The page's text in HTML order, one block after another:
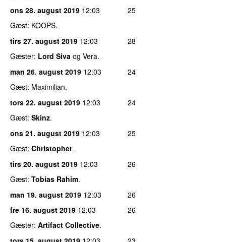
ons 28. august 2019 12:03
25
Gæst: KOOPS.
tirs 27. august 2019 12:03
28
Gæster: Lord Siva og Vera.
man 26. august 2019 12:03
24
Gæst: Maximilian.
tors 22. august 2019 12:03
24
Gæst: Skinz.
ons 21. august 2019 12:03
25
Gæst: Christopher.
tirs 20. august 2019 12:03
26
Gæst: Tobias Rahim.
man 19. august 2019 12:03
26
fre 16. august 2019 12:03
26
Gæster: Artifact Collective.